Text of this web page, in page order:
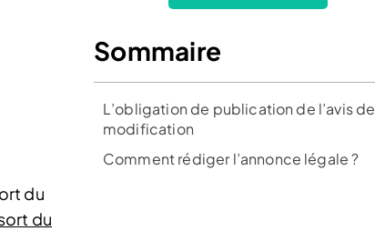
du
du
Sommaire
L’obligation de publication de l’avis de
modification
Comment rédiger l’annonce légale ?